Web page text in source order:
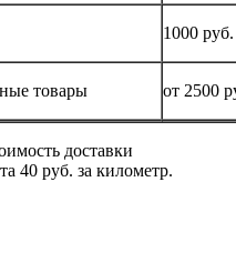
1000 руб.
товары от 2500
доставки
40 руб. за километр.